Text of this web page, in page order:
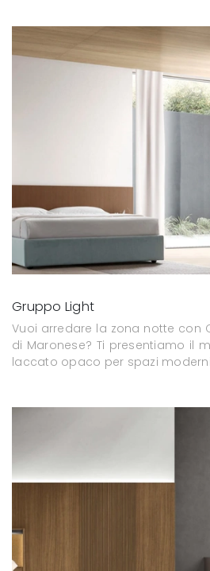
Gruppo Light
Vuoi arredare la zona notte con
di Maronese? Ti presentiamo il
laccato opaco per spazi